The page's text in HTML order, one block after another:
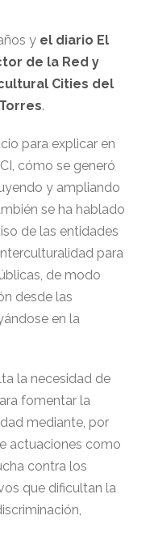
y el diario El
de la Red y
Cities del
.
para explicar en
cómo se generó
y ampliando
se ha hablado
de las entidades
para
de modo
desde las
en la
la necesidad de
fomentar la
mediante, por
actuaciones como
contra los
que dificultan la